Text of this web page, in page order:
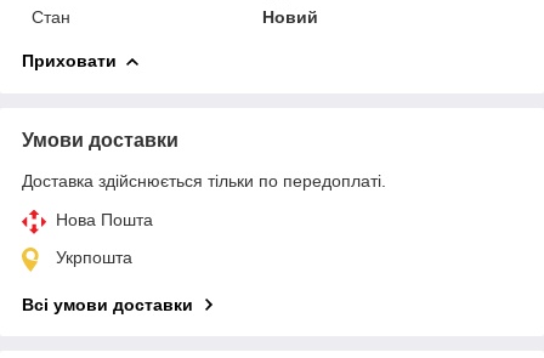
Стан
Новий
Приховати
Умови доставки
Доставка здійснюється тільки по передоплаті.
Нова Пошта
Укрпошта
Всі умови доставки